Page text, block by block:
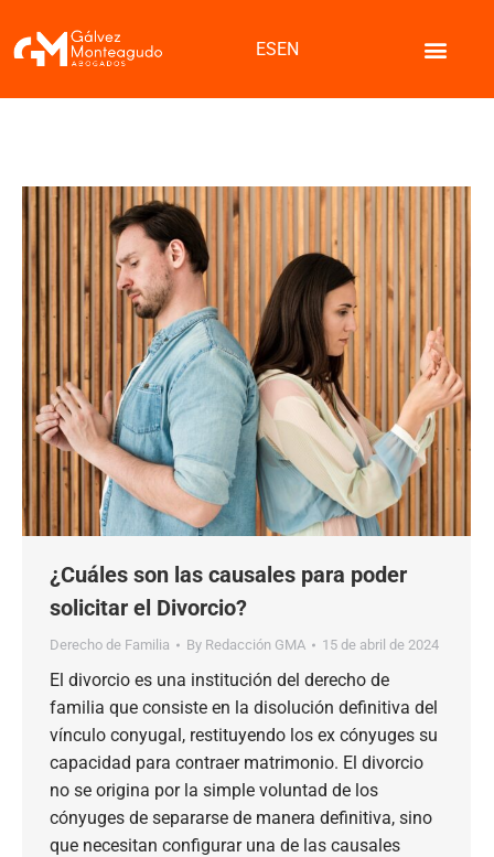
ESEN
¿Cuáles son las causales para poder
solicitar el Divorcio?
Derecho de Familia By Redacción GMA 15 de abril de 2024
El divorcio es una institución del derecho de
familia que consiste en la disolución definitiva del
vínculo conyugal, restituyendo los ex cónyuges su
capacidad para contraer matrimonio. El divorcio
no se origina por la simple voluntad de los
cónyuges de separarse de manera definitiva, sino
que necesitan configurar una de las causales